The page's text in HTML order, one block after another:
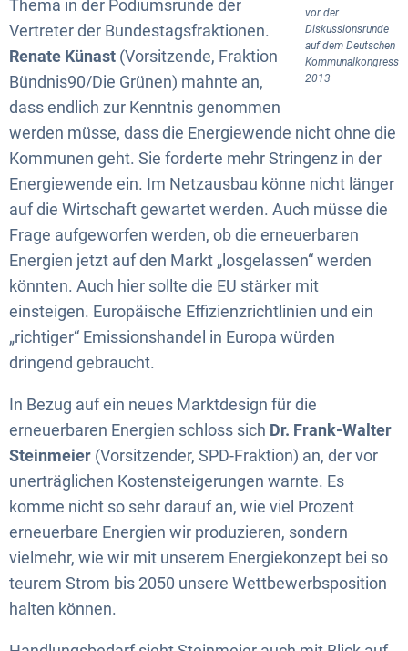
vor der
Diskussionsrunde
auf dem Deutschen
Kommunalkongress
2013
Thema in der Podiumsrunde der
Vertreter der Bundestagsfraktionen.
Renate Künast (Vorsitzende, Fraktion
Bündnis90/Die Grünen) mahnte an,
dass endlich zur Kenntnis genommen
werden müsse, dass die Energiewende nicht ohne die
Kommunen geht. Sie forderte mehr Stringenz in der
Energiewende ein. Im Netzausbau könne nicht länger
auf die Wirtschaft gewartet werden. Auch müsse die
Frage aufgeworfen werden, ob die erneuerbaren
Energien jetzt auf den Markt „losgelassen“ werden
könnten. Auch hier sollte die EU stärker mit
einsteigen. Europäische Effizienzrichtlinien und ein
„richtiger“ Emissionshandel in Europa würden
dringend gebraucht.
In Bezug auf ein neues Marktdesign für die
erneuerbaren Energien schloss sich Dr. Frank-Walter
Steinmeier (Vorsitzender, SPD-Fraktion) an, der vor
unerträglichen Kostensteigerungen warnte. Es
komme nicht so sehr darauf an, wie viel Prozent
erneuerbare Energien wir produzieren, sondern
vielmehr, wie wir mit unserem Energiekonzept bei so
teurem Strom bis 2050 unsere Wettbewerbsposition
halten können.